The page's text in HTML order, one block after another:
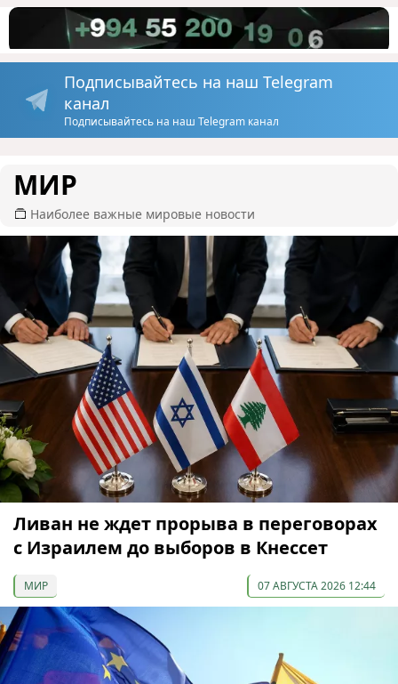
Подписывайтесь на наш Telegram
канал
Подписывайтесь на наш Telegram канал
МИР
Наиболее важные мировые новости
Ливан не ждет прорыва в переговорах
с Израилем до выборов в Кнессет
МИР 07 АВГУСТА 2026 12:44